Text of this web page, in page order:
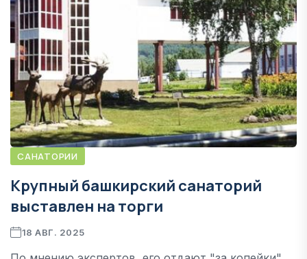
САНАТОРИИ
Крупный башкирский санаторий
выставлен на торги
18 АВГ. 2025